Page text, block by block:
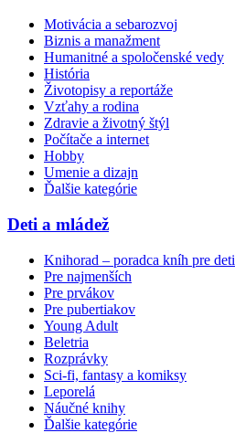
Motivácia a sebarozvoj
Biznis a manažment
Humanitné a spoločenské vedy
História
Životopisy a reportáže
Vzťahy a rodina
Zdravie a životný štýl
Počítače a internet
Hobby
Umenie a dizajn
Ďalšie kategórie
Deti a mládež
Knihorad – poradca kníh pre deti
Pre najmenších
Pre prvákov
Pre pubertiakov
Young Adult
Beletria
Rozprávky
Sci-fi, fantasy a komiksy
Leporelá
Náučné knihy
Ďalšie kategórie